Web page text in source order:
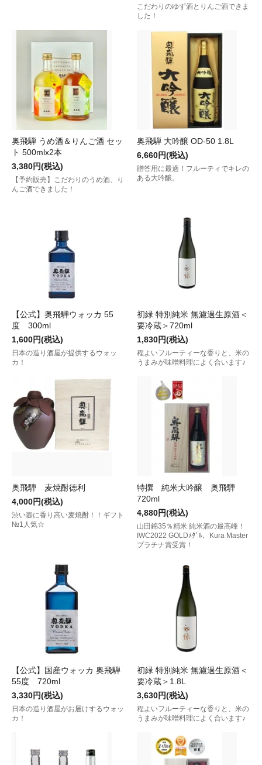
こだわりのゆず酒とりんご酒できま
した！
奥飛騨 うめ酒＆りんご酒 セッ
ト 500mlx2本
3,380円(税込)
【予約販売】こだわりのうめ酒、り
んご酒できました！
奥飛騨 大吟醸 OD-50 1.8L
6,660円(税込)
贈答用に最適！フルーティでキレの
ある大吟醸。
【公式】奥飛騨ウォッカ 55
度 300ml
1,600円(税込)
日本の造り酒屋が提供するウォッ
カ！
初緑 特別純米 無濾過生原酒＜
要冷蔵＞720ml
1,830円(税込)
程よいフルーティーな香りと、米の
うまみが味噌料理によく合います♪
奥飛騨 麦焼酎徳利
4,000円(税込)
渋い壺に香り高い麦焼酎！！ギフト
№1人気☆
特撰 純米大吟醸 奥飛騨
720ml
4,880円(税込)
山田錦35％精米 純米酒の最高峰！
IWC2022 GOLDﾒﾀﾞﾙ、Kura Master
プラチナ賞受賞！
【公式】国産ウォッカ 奥飛騨
55度 720ml
3,330円(税込)
日本の造り酒屋がお届けするウォッ
カ！
初緑 特別純米 無濾過生原酒＜
要冷蔵＞1.8L
3,630円(税込)
程よいフルーティーな香りと、米の
うまみが味噌料理によく合います♪